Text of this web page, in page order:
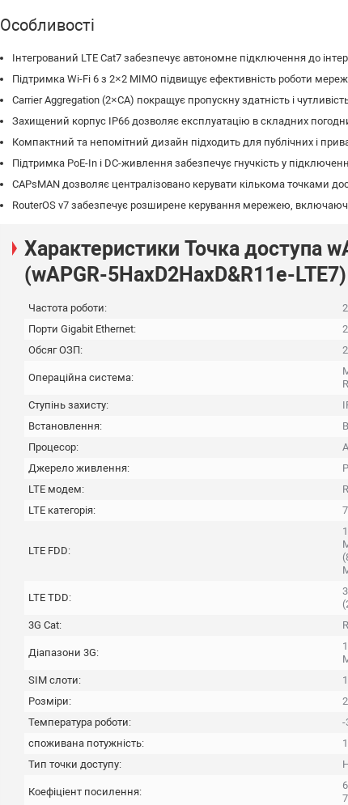
Особливості
Інтегрований LTE Cat7 забезпечує автономне підключення до
Підтримка Wi-Fi 6 з 2×2 MIMO підвищує ефективність роботи мережі
Carrier Aggregation (2×CA) покращує пропускну здатність і
Захищений корпус IP66 дозволяє експлуатацію в складних
Компактний та непомітний дизайн підходить для публічних і
Підтримка PoE-In і DC-живлення забезпечує гнучкість у
CAPsMAN дозволяє централізовано керувати кількома точками
RouterOS v7 забезпечує розширене керування мережею,
Характеристики Точка доступа
(wAPGR-5HaxD2HaxD&R11e-LTE7)
Частота роботи:
Порти Gigabit Ethernet:
Обсяг ОЗП:
Операційна система:
Ступінь захисту:
Встановлення:
Процесор:
Джерело живлення:
LTE модем:
LTE категорія:
LTE FDD:
LTE TDD:
3G Cat:
Діапазони 3G:
SIM слоти:
1
Розміри:
Температура роботи:
-
споживана потужність:
Тип точки доступу:
Коефіціент посилення: